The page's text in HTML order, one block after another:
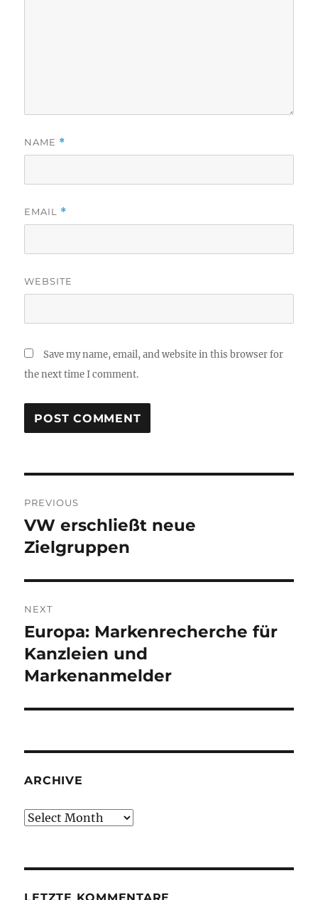
NAME *
EMAIL *
WEBSITE
Save my name, email, and website in this browser for
the next time I comment.
navigation
PREVIOUS
Previous
post:
VW erschließt neue
Zielgruppen
NEXT
Next
post:
Europa: Markenrecherche für
Kanzleien und
Markenanmelder
ARCHIVE
Archive